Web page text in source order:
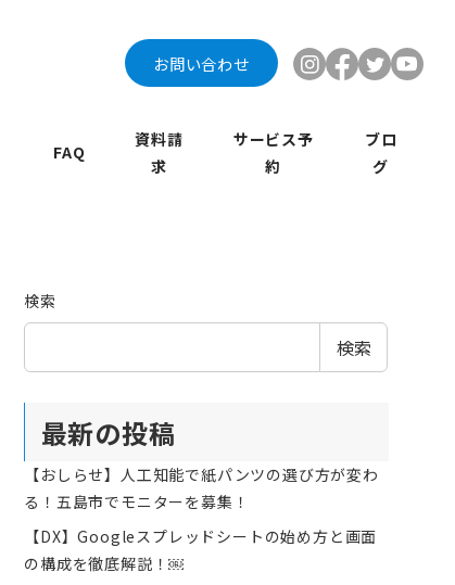
お問い合わせ
FAQ
資料請
求
サービス予
約
ブロ
グ
検索
検索
最新の投稿
【おしらせ】人工知能で紙パンツの選び方が変わ
る！五島市でモニターを募集！
【DX】Googleスプレッドシートの始め方と画面
の構成を徹底解説！￼